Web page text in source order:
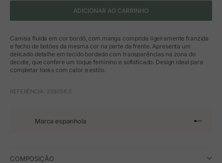
ADICIONAR AO CARRINHO
Camisa fluida em cor bordô, com manga comprida ligeiramente franzida
e fecho de botões da mesma cor na parte da frente. Apresenta um
delicado detalhe em tecido bordado com transparências na zona do
decote, que confere um toque feminino e sofisticado. Design ideal para
completar looks com calor e estilo.
REFERÊNCIA: 203056.S
Marca espanhola Ir para o
Ir para
Ir para
Ir para
COMPOSIÇÃO